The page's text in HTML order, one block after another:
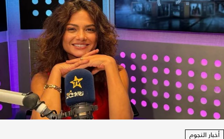
أخبار النجوم